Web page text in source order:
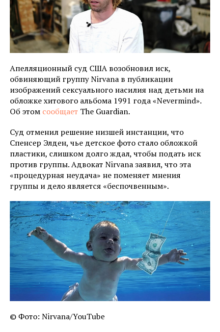
Апелляционный суд США возобновил иск,
обвиняющий группу Nirvana в публикации
изображений сексуального насилия над детьми на
обложке хитового альбома 1991 года «Nevermind».
Об этом сообщает The Guardian.
Суд отменил решение низшей инстанции, что
Спенсер Элден, чье детское фото стало обложкой
пластики, слишком долго ждал, чтобы подать иск
против группы. Адвокат Nirvana заявил, что эта
«процедурная неудача» не поменяет мнения
группы и дело является «беспочвенным».
© Фото: Nirvana/YouTube